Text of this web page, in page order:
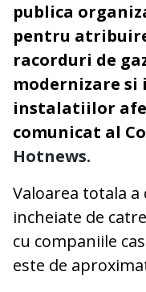
publica
pentru
racorduri de
modernizare
instalatiilor
comunicat al
Hotnews.
Valoarea totala
incheiate de
cu companiile
este de